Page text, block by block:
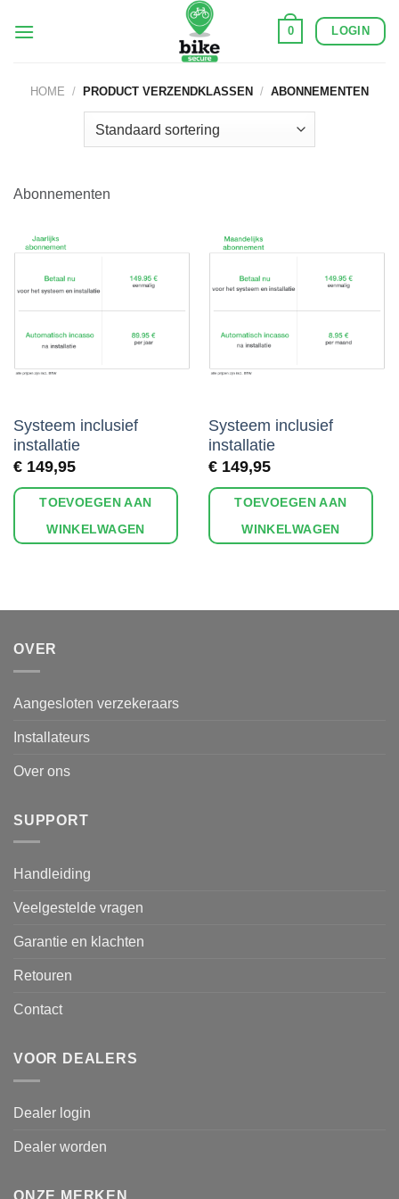
naar
0 LOGIN
HOME / PRODUCT VERZENDKLASSEN / ABONNEMENTEN
Abonnementen
Systeem inclusief
installatie
€149,95
TOEVOEGEN AAN
WINKELWAGEN
Systeem inclusief
installatie
€149,95
TOEVOEGEN AAN
WINKELWAGEN
OVER
Aangesloten verzekeraars
Installateurs
Over ons
SUPPORT
Handleiding
Veelgestelde vragen
Garantie en klachten
Retouren
Contact
VOOR DEALERS
Dealer login
Dealer worden
ONZE MERKEN